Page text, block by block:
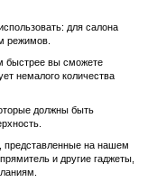
для салона
режимов.
быстрее вы сможете
немалого количества
должны быть
представленные на нашем
и другие гаджеты,